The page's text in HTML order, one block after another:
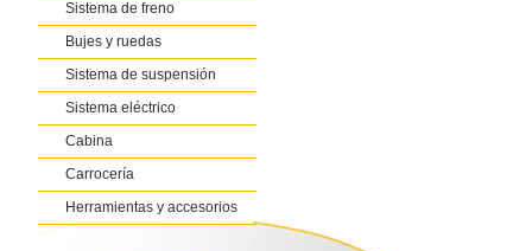
Sistema de freno
Bujes y ruedas
Sistema de suspensión
Sistema eléctrico
Cabina
Carrocería
Herramientas y accesorios